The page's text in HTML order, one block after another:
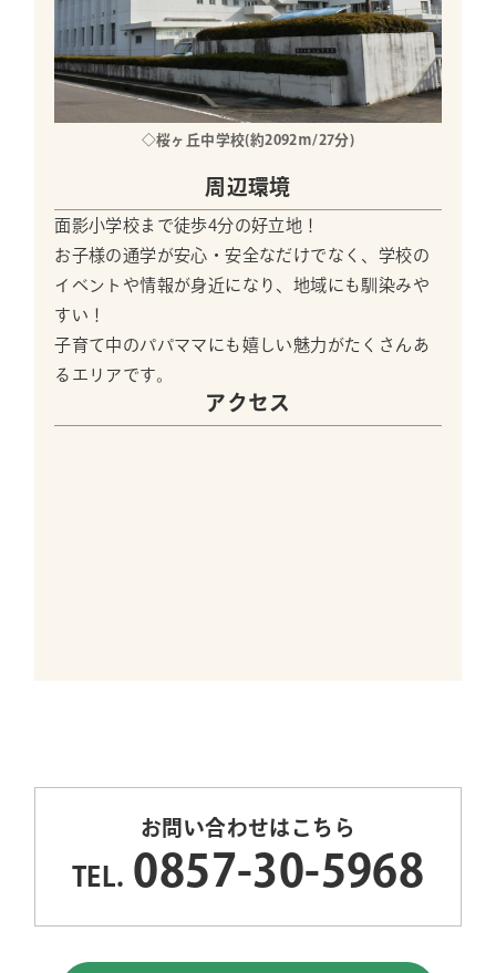
◇桜ヶ丘中学校(約2092ｍ/27分)
周辺環境
面影小学校まで徒歩4分の好立地！
お子様の通学が安心・安全なだけでなく、学校の
イベントや情報が身近になり、地域にも馴染みや
すい！
子育て中のパパママにも嬉しい魅力がたくさんあ
るエリアです。
アクセス
お問い合わせはこちら
TEL. 0857-30-5968